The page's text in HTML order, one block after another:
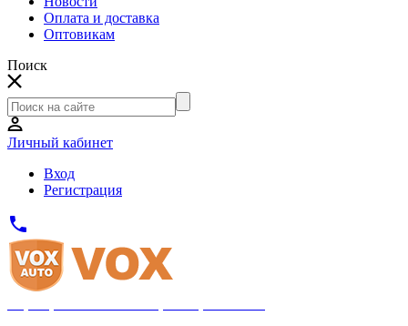
Оплата и доставка
Оптовикам
Поиск
Личный кабинет
Вход
Регистрация
phone